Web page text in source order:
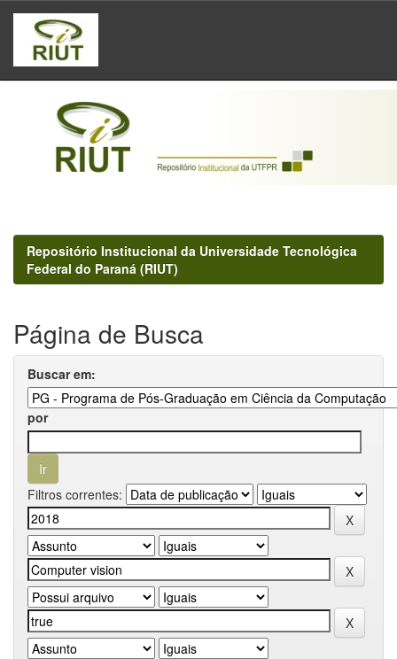
Skip
navigation
Repositório Institucional da Universidade Tecnológica
Federal do Paraná (RIUT)
Página de Busca
Buscar em:
por
Filtros correntes: